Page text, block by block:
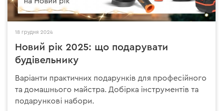
18 грудня 2024
Новий рік 2025: що подарувати
будівельнику
Варіанти практичних подарунків для професійного
та домашнього майстра. Добірка інструментів та
подарункові набори.